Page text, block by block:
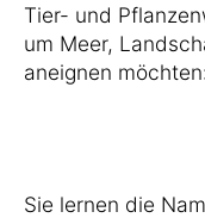
Tier- und
um Meer,
aneignen möchten:
Sie lernen die